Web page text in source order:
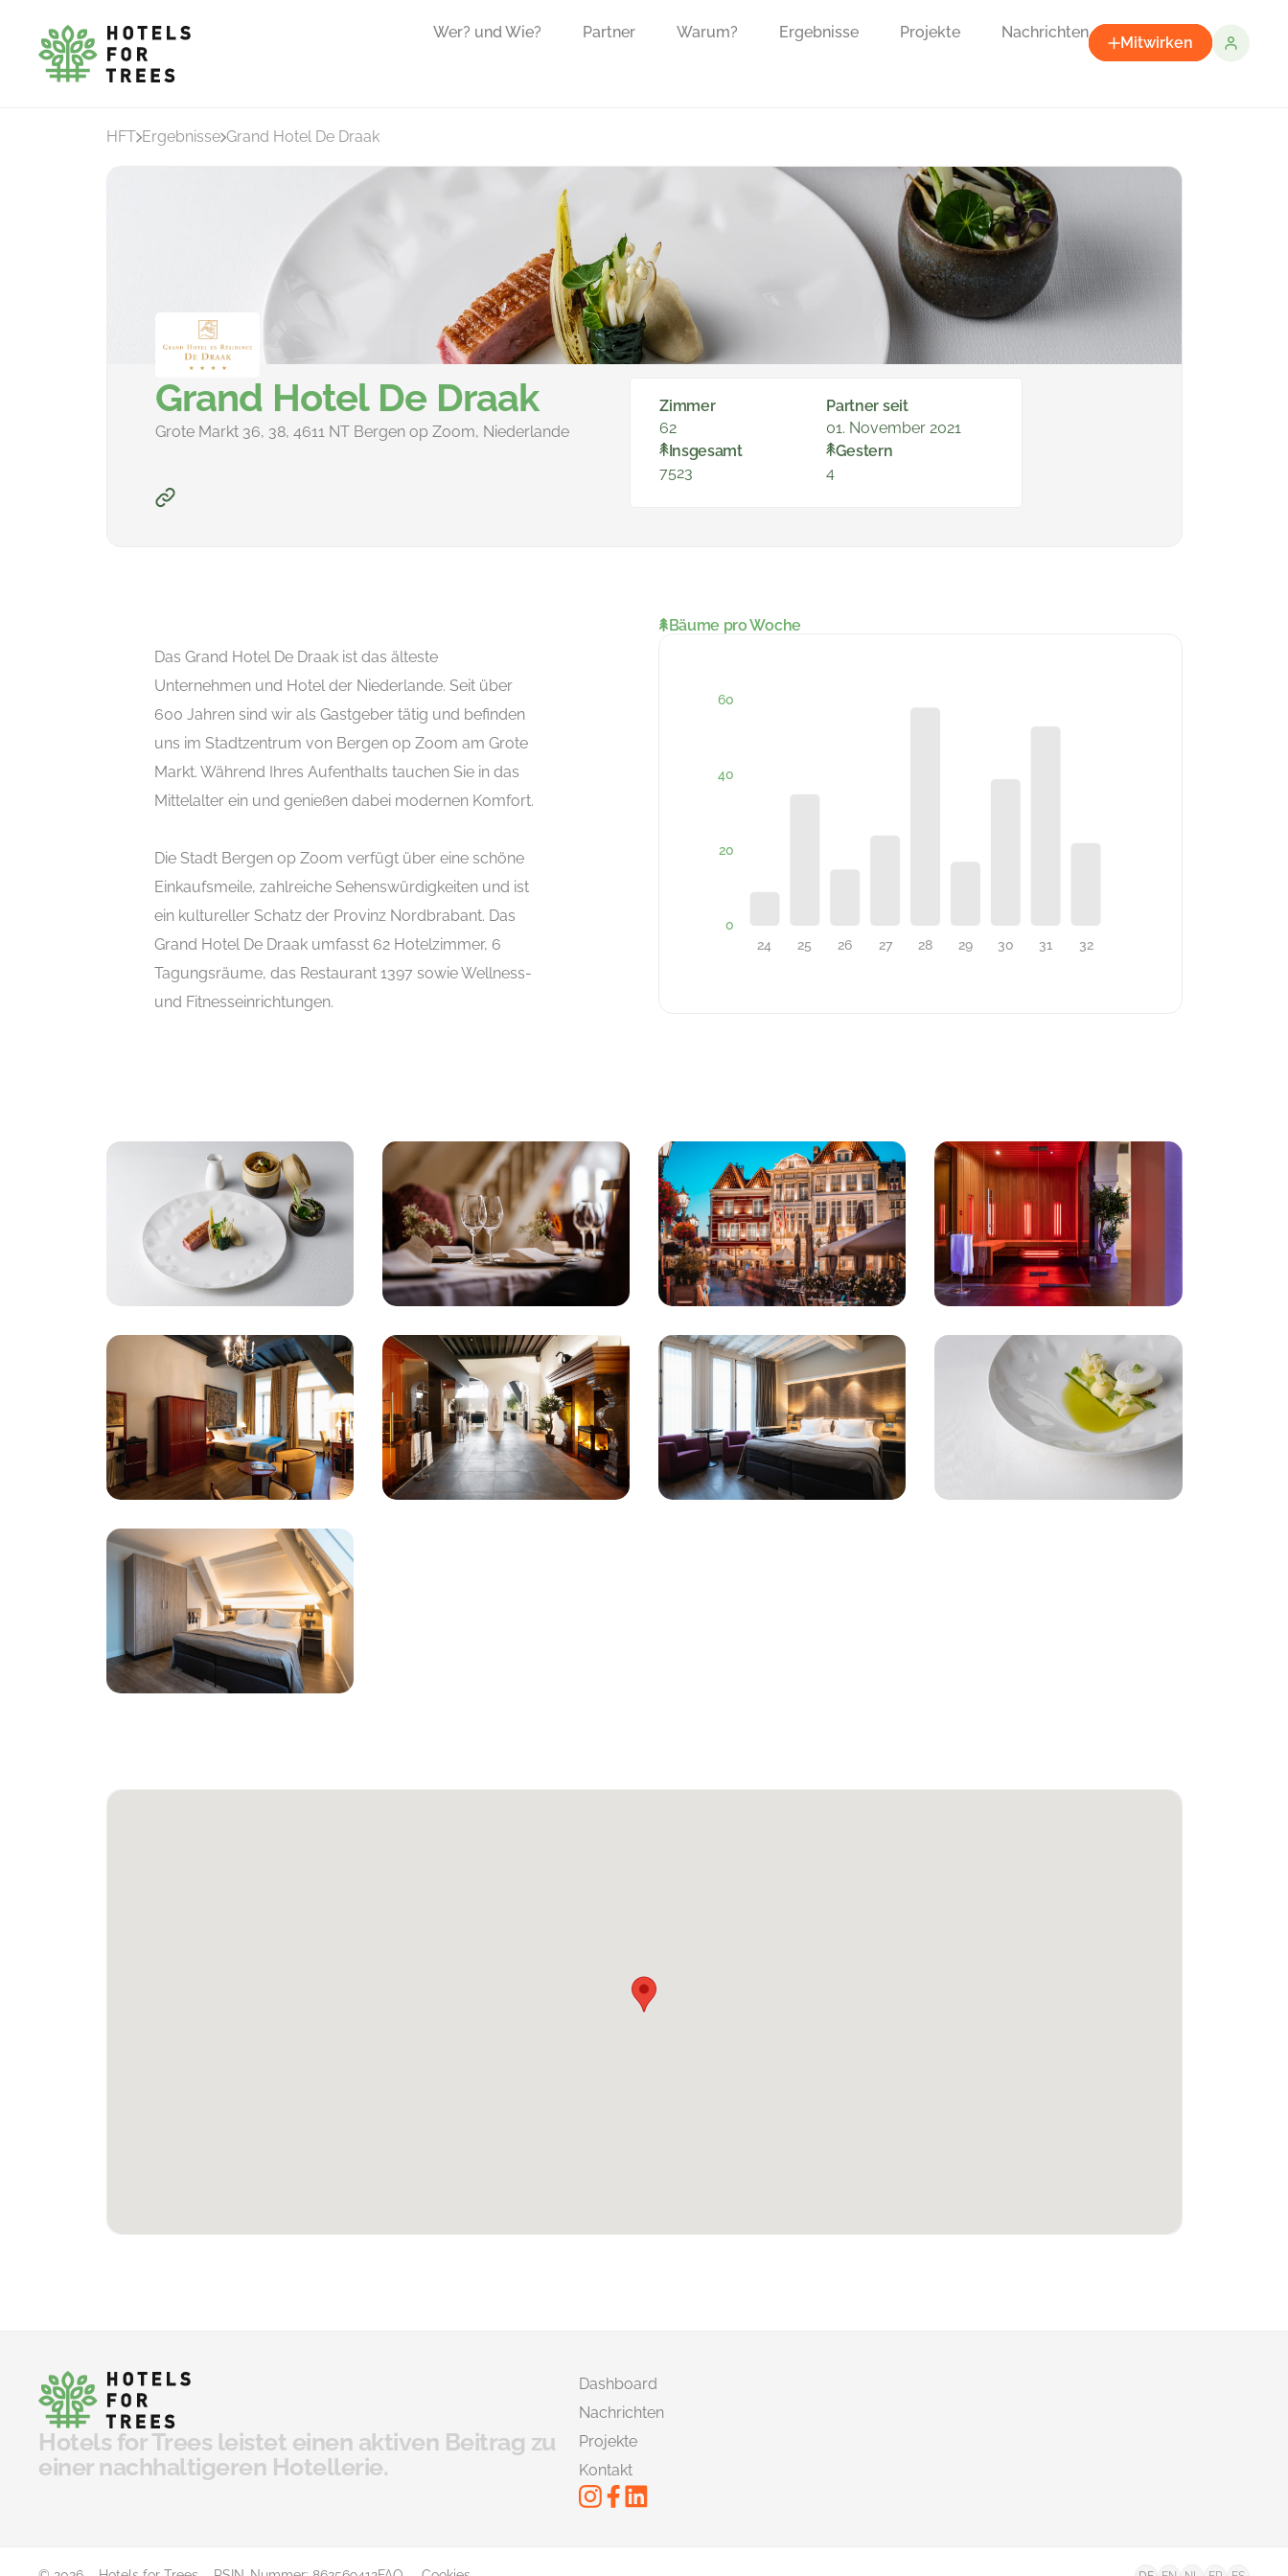
Wer? und Wie? Partner Warum? Ergebnisse Projekte Nachrichten
Mitwirken
HFT Ergebnisse Grand Hotel De Draak
Grand Hotel De Draak
Grote Markt 36, 38, 4611 NT Bergen op Zoom, Niederlande
Zimmer
62
Partner seit
01. November 2021
Insgesamt
7523
Gestern
4
Das Grand Hotel De Draak ist das älteste
Unternehmen und Hotel der Niederlande. Seit über
600 Jahren sind wir als Gastgeber tätig und befinden
uns im Stadtzentrum von Bergen op Zoom am Grote
Markt. Während Ihres Aufenthalts tauchen Sie in das
Mittelalter ein und genießen dabei modernen Komfort.
Die Stadt Bergen op Zoom verfügt über eine schöne
Einkaufsmeile, zahlreiche Sehenswürdigkeiten und ist
ein kultureller Schatz der Provinz Nordbrabant. Das
Grand Hotel De Draak umfasst 62 Hotelzimmer, 6
Tagungsräume, das Restaurant 1397 sowie Wellness-
und Fitnesseinrichtungen.
Bäume pro Woche
Hotels for Trees leistet einen aktiven Beitrag zu
einer nachhaltigeren Hotellerie.
Dashboard
Nachrichten
Projekte
Kontakt